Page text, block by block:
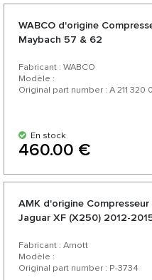
WABCO d'origine
Maybach 57 & 62
Fabricant : WABCO
Modèle :
Original part number : A 211 320
En stock
460.00 €
AMK d'origine
Jaguar XF (X250) 2012-
Fabricant : Arnott
Modèle :
Original part number : P-3734